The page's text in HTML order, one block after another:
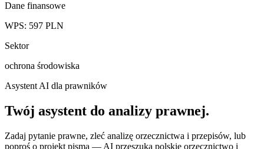
Dane finansowe
WPS: 597 PLN
Sektor
ochrona środowiska
Asystent AI dla prawników
Twój asystent do analizy prawnej.
Zadaj pytanie prawne, zleć analizę orzecznictwa i przepisów, lub
poproś o projekt pisma — AI przeszuka polskie orzecznictwo i